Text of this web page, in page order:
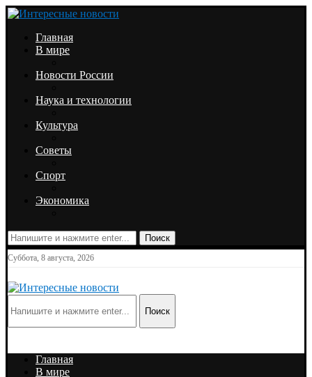
Главная
В мире
Новости России
Наука и технологии
Культура
Советы
Спорт
Экономика
Поиск
Суббота, 8 августа, 2026
Поиск
Главная
В мире